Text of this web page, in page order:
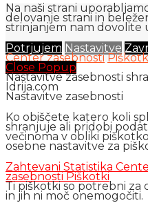
Na naši strani
delovanje strani in
strinjanjem nam dovolite
Potrjujem Nastavitve
Center zasebnosti
Close Popup
Nastavitve zasebnosti
Idrija.com
Nastavitve zasebnosti
Ko obiščete katero koli
shranjuje ali pridobi
večinoma v obliki
osebne nastavitve za
Zahtevani Statistika
zasebnostiPiškotki
Ti piškotki so potrebni za
in jih ni moč onemogočiti.